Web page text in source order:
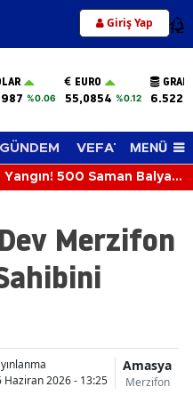
Giriş Yap 12
%0.06
EURO
55,0854 %0.12
GÜNDEM VEFAT EDENLER
MENÜ
Yangın! 500 Saman Balyası
Merzifon
Haziran 2026 - 13:25
Amasya
Merzifon